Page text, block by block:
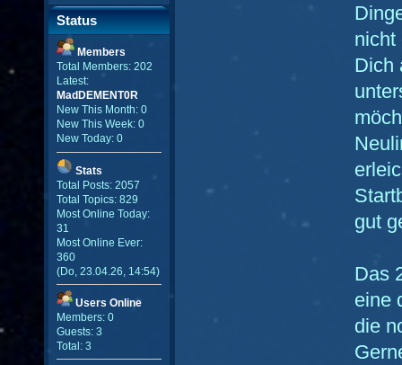
Status
Members
Total Members: 202
Latest:
MadDEMENT0R
New This Month: 0
New This Week: 0
New Today: 0
Stats
Total Posts: 2057
Total Topics: 829
Most Online Today:
31
Most Online Ever:
360
(Do, 23.04.26, 14:54)
Users Online
Members: 0
Guests: 3
Total: 3
nicht
Dich
gut
Das
eine
die